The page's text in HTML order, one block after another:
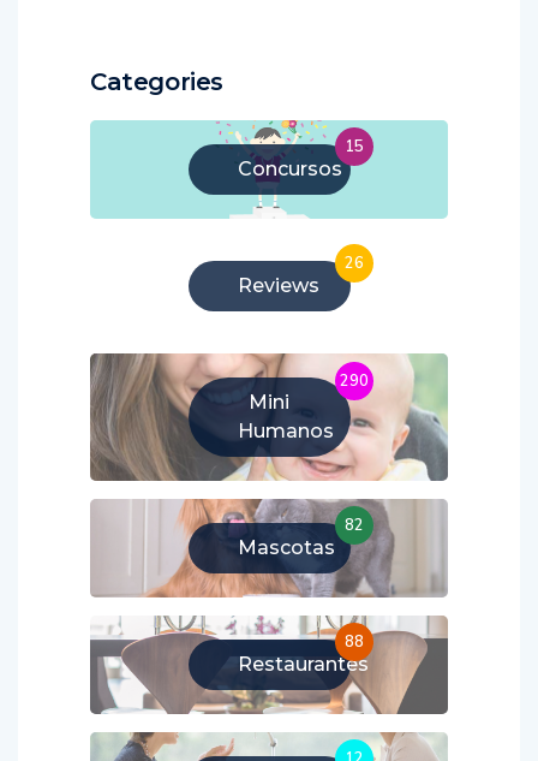
Categories
Concursos
15
Reviews
26
Mini
Humanos
290
Mascotas
82
Restaurantes
88